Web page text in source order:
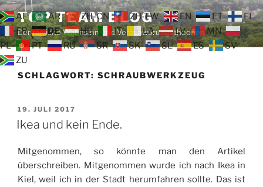
Zum
Inhalt
springen
TOP TEAM BLOG
Der tägliche Wahnsinn und Verschwörungstheorien
SCHLAGWORT: SCHRAUBWERKZEUG
VERÖFFENTLICHT
AM
19. JULI 2017
Ikea und kein Ende.
Mitgenommen, so könnte man den Artikel
überschreiben. Mitgenommen wurde ich nach Ikea in
Kiel, weil ich in der Stadt herumfahren sollte. Das ist
AF AR ZH-CN ZH-TW EN ET
FI
FR
DE HU IT LA LV
MN
PL
PT RU SR SK SL ES
SV
ZU